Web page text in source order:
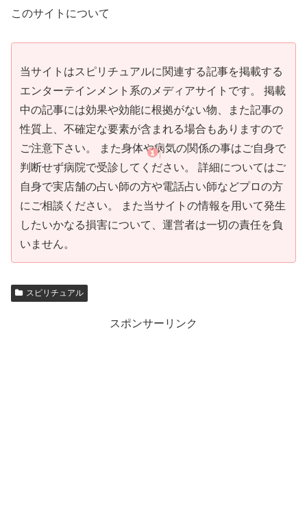
このサイトについて
当サイトはスピリチュアルに関連する記事を掲載する
エンターテインメント系のメディアサイトです。 掲載
中の記事には効果や効能に根拠がない物、また記事の
性質上、不確定な要素が含まれる場合もありますので
ご注意下さい。 また身体や病気の関係の事はご自身で
判断せず病院で受診してください。 詳細についてはご
自身で実店舗の占い師の方や電話占い師などプロの方
にご相談ください。 また当サイトの情報を用いて発生
したいかなる損害について、運営者は一切の責任を負
いません。
スピリチュアル
スポンサーリンク